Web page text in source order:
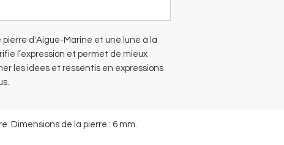
d'Aigue-Marine et une lune à la
l’expression et permet de mieux
les idées et ressentis en expressions
Dimensions de la pierre : 6 mm.